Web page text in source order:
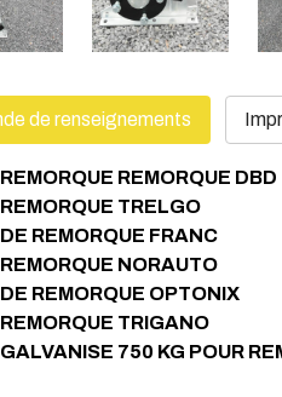
de renseignements
REMORQUE DBD
TRELGO
REMORQUE FRANC
NORAUTO
REMORQUE OPTONIX
TRIGANO
750 KG POUR